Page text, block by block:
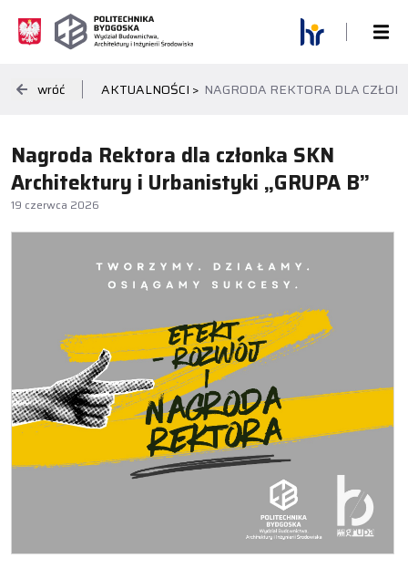
wróć AKTUALNOŚCI > NAGRODA REKTORA DLA
Nagroda Rektora dla członka SKN
Architektury i Urbanistyki „GRUPA B”
19 czerwca 2026